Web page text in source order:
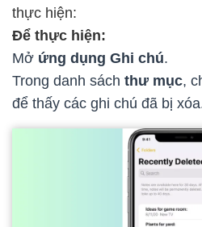
thực hiện:
Để thực hiện:
Mở ứng dụng Ghi chú.
Trong danh sách thư mục,
để thấy các ghi chú đã bị